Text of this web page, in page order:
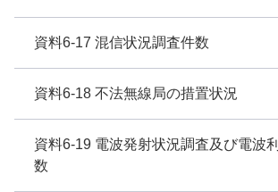
資料6-17 混信状況調査件数
資料6-18 不法無線局の措置状況
資料6-19 電波発射状況調査及び電波
数